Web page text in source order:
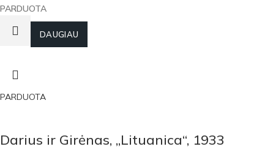
PARDUOTA
DAUGIAU
PARDUOTA
Darius ir Girėnas, „Lituanica“, 1933